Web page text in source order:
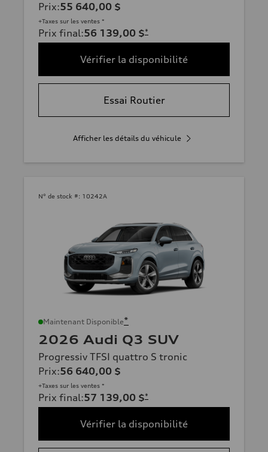
Prix:55 640,00 $
+Taxes sur les ventes *
Prix final:56 139,00 $*
Vérifier la disponibilité
Essai Routier
Afficher les détails du véhicule
N° de stock #: 10242A
Maintenant Disponible*
2026 Audi Q3 SUV
Progressiv TFSI quattro S tronic
Prix:56 640,00 $
+Taxes sur les ventes *
Prix final:57 139,00 $*
Vérifier la disponibilité